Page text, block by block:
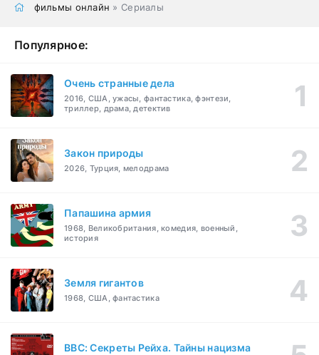
фильмы онлайн » Сериалы
Популярное:
Очень странные дела
2016, США, ужасы, фантастика, фэнтези,
триллер, драма, детектив
Закон природы
2026, Турция, мелодрама
Папашина армия
1968, Великобритания, комедия, военный,
история
Земля гигантов
1968, США, фантастика
BBC: Секреты Рейха. Тайны нацизма